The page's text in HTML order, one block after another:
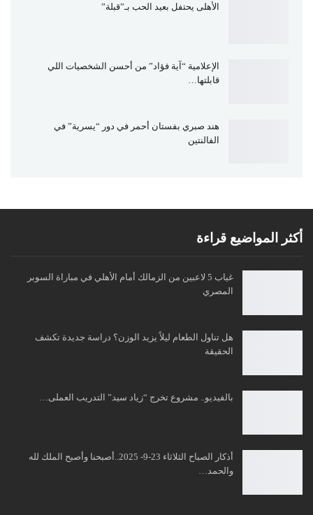
الأهلى يحتفل بعيد الحب بـ”قبلة”
الإعلامية “آية فؤاد” من أحسن الشخصيات اللي
قابلتها…
هند صبري بفستان أحمر في دور “يسرية” في
الفالنتين
أكثر المواضيع قراءة
غياب 5 لاعبين من الزمالك أمام الأهلي في مباراة السوبر
المصري
هل تناول الطعام ليلاً يزيد الوزن؟ دراسة جديدة تكشف
الحقيقة
بالفيديو.. مشروع تخرج “زياد سيد” التدريب العملى…
أذكار الصباح الثلاثاء 23-9- 2025..أصبحنا وأصبح الملك لله
والحمد…